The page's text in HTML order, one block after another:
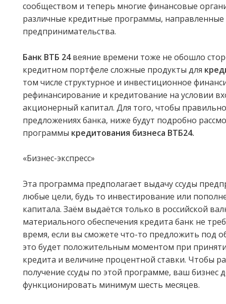
сообществом и теперь многие финансовые
различные кредитные программы, направленные
предпринимательства.
Банк ВТБ 24веяние времени тоже не обошло
кредитном портфеле сложные продукты для
том числе структурное и инвестиционное
рефинансирование и кредитование на условии
акционерный капитал. Для того, чтобы
предложениях банка, ниже будут подробно
программы кредитования бизнеса ВТБ24.
«Бизнес-экспресс»
Эта программа предполагает выдачу ссуды
любые цели, будь то инвестирование или
капитала. Заём выдаётся только в российской
материального обеспечения кредита банк не
время, если вы сможете что-то предложить под
это будет положительным моментом при
кредита и величине процентной ставки. Чтобы
получение ссуды по этой программе, ваш бизнес
функционировать минимум шесть месяцев.